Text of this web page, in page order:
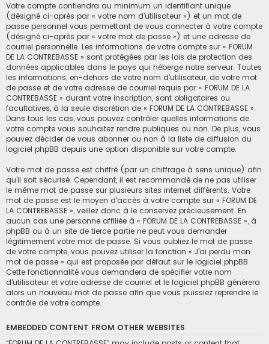
Votre compte contiendra au minimum un identifiant unique
(désigné ci-après par « votre nom d’utilisateur ») et un mot de
passe personnel vous permettant de vous connecter à votre compte
(désigné ci-après par « votre mot de passe ») et une adresse de
courriel personnelle. Les informations de votre compte sur « FORUM
DE LA CONTREBASSE » sont protégées par les lois de protection des
données applicables dans le pays qui héberge notre serveur. Toutes
les informations, en-dehors de votre nom d’utilisateur, de votre mot
de passe et de votre adresse de courriel requis par « FORUM DE LA
CONTREBASSE » durant votre inscription, sont obligatoires ou
facultatives, à la seule discrétion de « FORUM DE LA CONTREBASSE ».
Dans tous les cas, vous pouvez contrôler quelles informations de
votre compte vous souhaitez rendre publiques ou non. De plus, vous
pouvez décider de vous abonner ou non à la liste de diffusion du
logiciel phpBB depuis une option disponible sur votre compte.
Votre mot de passe est chiffré (par un chiffrage à sens unique) afin
qu’il soit sécurisé. Cependant, il est recommandé de ne pas utiliser
le même mot de passe sur plusieurs sites internet différents. Votre
mot de passe est le moyen d’accès à votre compte sur « FORUM DE
LA CONTREBASSE », veillez donc à le conservez précieusement. En
aucun cas une personne affiliée à « FORUM DE LA CONTREBASSE », à
phpBB ou à un site de tierce partie ne peut vous demander
légitimement votre mot de passe. Si vous oubliez le mot de passe
de votre compte, vous pouvez utiliser la fonction « J’ai perdu mon
mot de passe » qui est proposée par défaut sur le logiciel phpBB.
Cette fonctionnalité vous demandera de spécifier votre nom
d’utilisateur et votre adresse de courriel et le logiciel phpBB générera
alors un nouveau mot de passe afin que vous puissiez reprendre le
contrôle de votre compte.
EMBEDDED CONTENT FROM OTHER WEBSITES